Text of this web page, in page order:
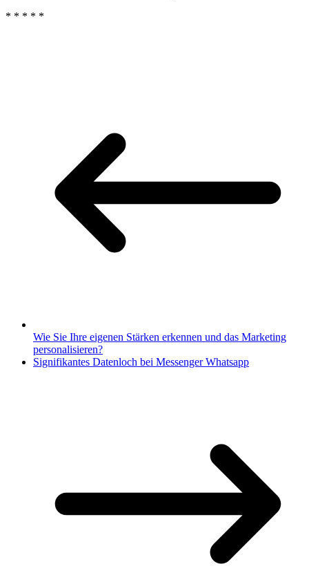
* * * * *
Wie Sie Ihre eigenen Stärken erkennen und das Marketing
personalisieren?
Signifikantes Datenloch bei Messenger Whatsapp